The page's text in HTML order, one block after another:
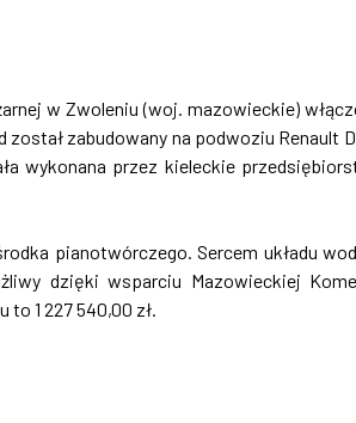
w Zwoleniu (woj. mazowieckie)
zabudowany na podwoziu Renault
wykonana przez kieleckie
pianotwórczego. Sercem układu
dzięki wsparciu Mazowieckiej
1 227 540,00 zł.